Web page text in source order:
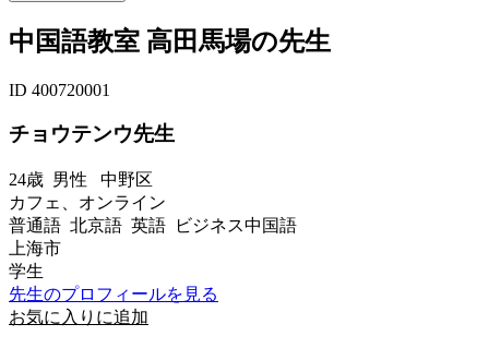
中国語教室 高田馬場の先生
ID 400720001
チョウテンウ先生
24歳 男性 中野区
カフェ、オンライン
普通語 北京語 英語 ビジネス中国語
上海市
学生
先生のプロフィールを見る
お気に入りに追加